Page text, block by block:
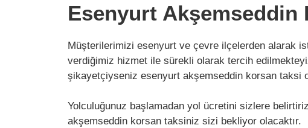
Esenyurt
Müşterilerimizi esenyurt ve çevre ilçelerden alarak
verdiğimiz hizmet ile sürekli olarak tercih
şikayetçiyseniz esenyurt akşemseddin korsan taksi
Yolculuğunuz başlamadan yol ücretini sizlere
akşemseddin korsan taksiniz sizi bekliyor olacaktır.